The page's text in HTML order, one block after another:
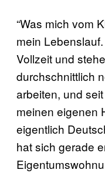
“Was mich vom
mein
Vollzeit und
durchschnittlich
arbeiten, und
meinen eigenen
eigentlich
hat sich gerade